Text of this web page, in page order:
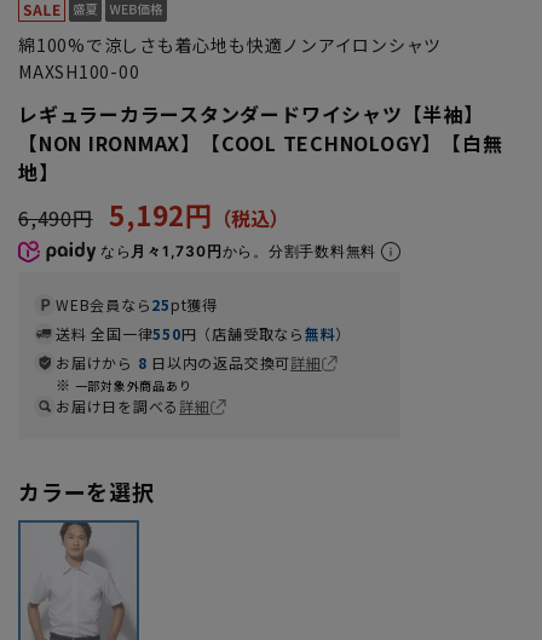
綿100%で涼しさも着心地も快適ノンアイロンシャツ
MAXSH100-00
レギュラーカラースタンダードワイシャツ【半袖】
【NON IRONMAX】【COOL TECHNOLOGY】【白無
地】
6,490円 5,192円
なら 月々1,730円から。分割手数料無料
WEB会員なら25pt獲得
送料 全国一律550円（店舗受取なら無料）
お届けから 8 日以内の返品交換可詳細
一部対象外商品あり
お届け日を調べる詳細
カラーを選択